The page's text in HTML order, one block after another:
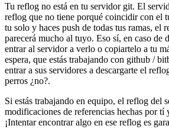
Tu reflog no está en tu servidor git. El
reflog que no tiene porqué coincidir con el
tu solo y haces push de todas tus ramas, el
parecerá mucho al tuyo. Eso sí, en caso de
entrar al servidor a verlo o copiartelo a tu
espera, que estás trabajando con github /
entrar a sus servidores a descargarte el
perros ¿no?.
Si estás trabajando en equipo, el reflog del
modificaciones de referencias hechas por tí
¡Intentar encontrar algo en ese reflog es